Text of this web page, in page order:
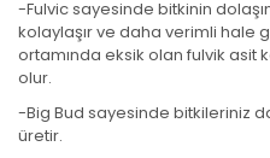
-Fulvic sayesinde bitkinin
kolaylaşır ve daha verimli hale
ortamında eksik olan fulvik asit
olur.
-Big Bud sayesinde bitkileriniz
üretir.